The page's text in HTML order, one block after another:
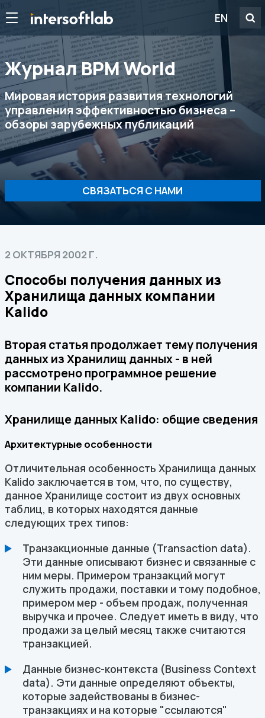
EN
Журнал ВРМ World
Мировая история развития технологий
управления эффективностью бизнеса –
обзоры зарубежных публикаций
СВЯЗАТЬСЯ С НАМИ
2 ОКТЯБРЯ 2002 Г.
Способы получения данных из
Хранилища данных компании
Kalido
Вторая статья продолжает тему получения
данных из Хранилищ данных - в ней
рассмотрено программное решение
компании Kalido.
Хранилище данных Kalido: общие сведения
Архитектурные особенности
Отличительная особенность Хранилища данных
Kalido заключается в том, что, по существу,
данное Хранилище состоит из двух основных
таблиц, в которых находятся данные
следующих трех типов:
Транзакционные данные (Transaction data).
Эти данные описывают бизнес и связанные с
ним меры. Примером транзакций могут
служить продажи, поставки и тому подобное,
примером мер - объем продаж, полученная
выручка и прочее. Следует иметь в виду, что
продажи за целый месяц также считаются
транзакцией.
Данные бизнес-контекста (Business Context
data). Эти данные определяют объекты,
которые задействованы в бизнес-
транзакциях и на которые "ссылаются"